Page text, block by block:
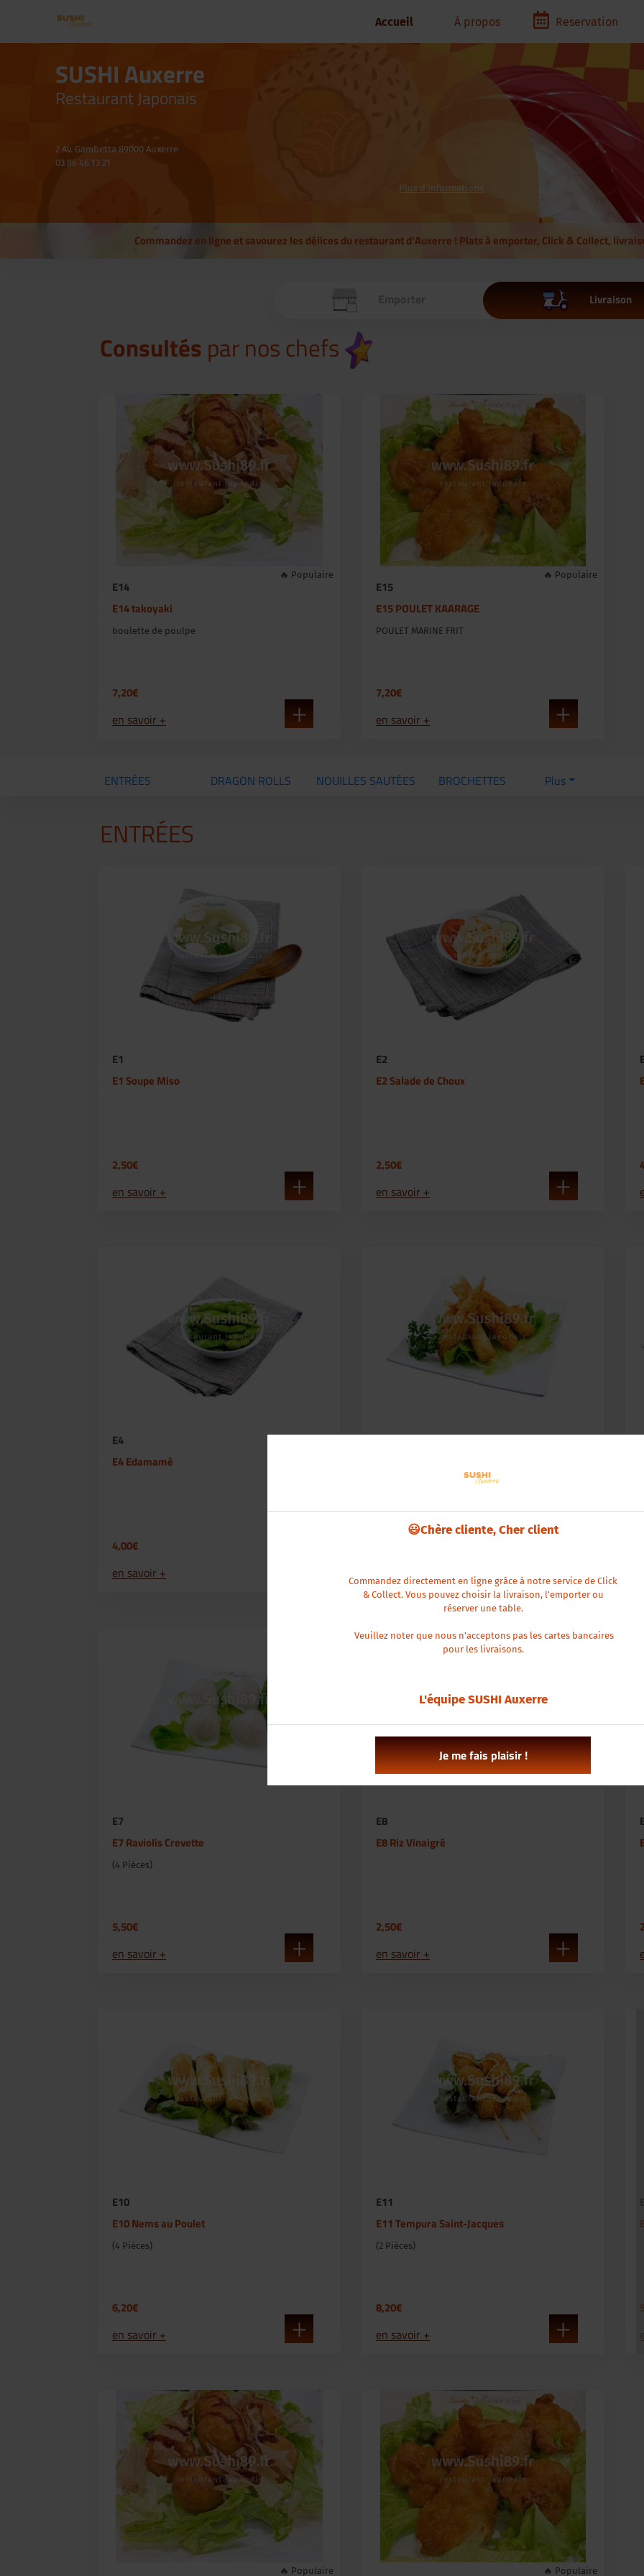
Accueil À propos Reservation
😃Chère cliente, Cher client
Commandez directement en ligne grâce à notre service de Click
& Collect. Vous pouvez choisir la livraison, l'emporter ou
réserver une table.
Veuillez noter que nous n'acceptons pas les cartes bancaires
pour les livraisons.
L'équipe SUSHI Auxerre
Je me fais plaisir !
SUSHI Auxerre
Restaurant Japonais
2 Av. Gambetta 89000 Auxerre
03 86 46 13 21
Plus d'informations
Commandez en ligne et savourez les délices du restaurant d'Auxerre ! Plats à emporter, Click & Collect,
Livraison
Consultés par nos chefs
🔥 Populaire
E14
E14 takoyaki
boulette de poulpe
7,20€
en savoir +
🔥 Populaire
E15
E15 POULET KAARAGE
POULET MARINE FRIT
7,20€
en savoir +
ENTRÉES DRAGON ROLLS NOUILLES SAUTÉES BROCHETTES Plus
ENTRÉES
E1
E1 Soupe Miso
2,50€
en savoir +
E2
E2 Salade de Choux
2,50€
en savoir +
E4
E4 Edamamé
4,00€
en savoir +
E5
en savoir +
E7
E7 Raviolis Crevette
(4 Pièces)
5,50€
en savoir +
E8
E8 Riz Vinaigré
2,50€
en savoir +
E10
E10 Nems au Poulet
(4 Pièces)
6,20€
en savoir +
E11
E11 Tempura Saint-Jacques
(2 Pièces)
8,20€
en savoir +
🔥 Populaire 🔥 Populaire